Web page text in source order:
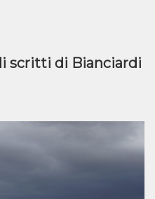
scritti di Bianciardi